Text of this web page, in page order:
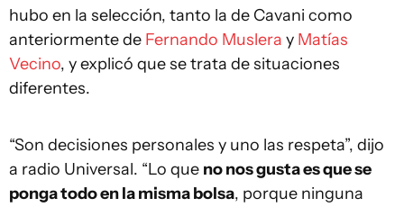
hubo en la selección, tanto la de Cavani como
anteriormente de Fernando Muslera y Matías
Vecino, y explicó que se trata de situaciones
diferentes.
“Son decisiones personales y uno las respeta”, dijo
a radio Universal. “Lo que no nos gusta es que se
ponga todo en la misma bolsa, porque ninguna